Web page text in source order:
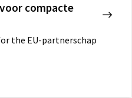
compacte
the EU-partnerschap